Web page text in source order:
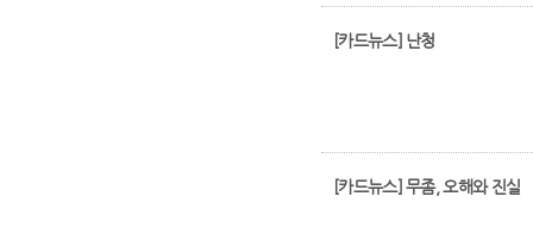
[카드뉴스] 난청
[카드뉴스] 무좀, 오해와 진실